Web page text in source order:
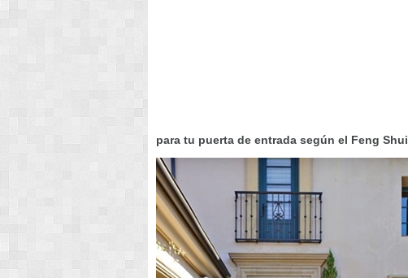
para tu puerta de entrada según el Feng Shui